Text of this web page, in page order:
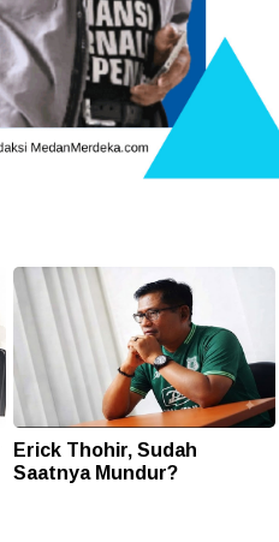
Erick Thohir, Sudah
Saatnya Mundur?